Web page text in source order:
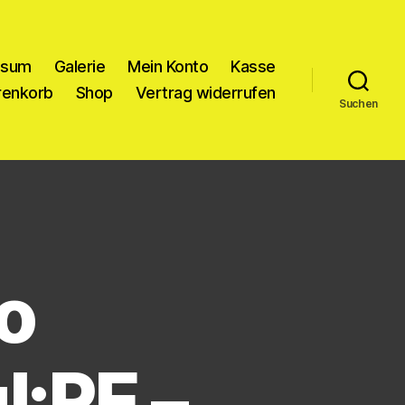
Galerie Mein Konto
Kasse
Shop Vertrag widerrufen
Suchen